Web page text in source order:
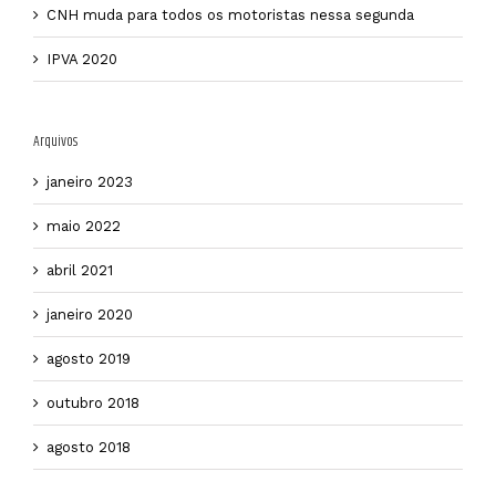
CNH muda para todos os motoristas nessa segunda
IPVA 2020
Arquivos
janeiro 2023
maio 2022
abril 2021
janeiro 2020
agosto 2019
outubro 2018
agosto 2018